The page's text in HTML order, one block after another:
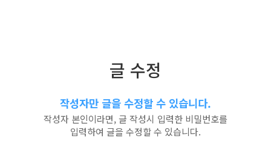
글 수정
작성자만 글을 수정할 수 있습니다.
작성자 본인이라면, 글 작성시 입력한 비밀번호를
입력하여 글을 수정할 수 있습니다.